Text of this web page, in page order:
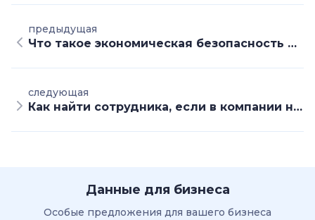
предыдущая
Что такое экономическая безопасность предприятия и как ее обеспечить
следующая
Как найти сотрудника, если в компании нет HR-менеджера
Данные для бизнеса
Особые предложения для вашего бизнеса